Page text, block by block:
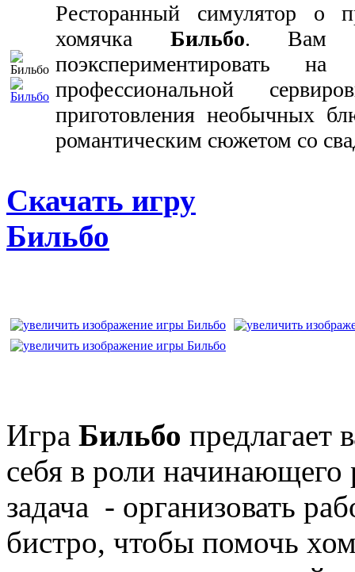
Ресторанный симулятор о
хомячка Бильбо. Вам
поэкспериментировать
профессиональной
приготовления необычных
романтическим сюжетом со
Скачать игру
Бильбо
Игра Бильбо предлагает
себя в роли начинающего
задача - организовать
бистро, чтобы помочь